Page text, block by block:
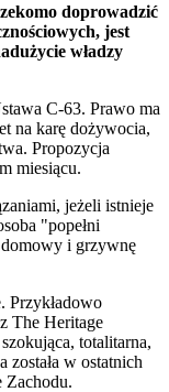
doprowadzić
jest
władzy
C-63. Prawo ma
na karę dożywocia,
Propozycja
miesiącu.
jeżeli istnieje
"popełni
domowy i grzywnę
Przykładowo
The Heritage
totalitarna,
w ostatnich
Zachodu.